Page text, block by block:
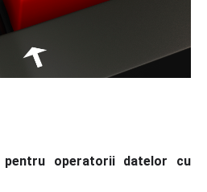
operatorii datelor cu